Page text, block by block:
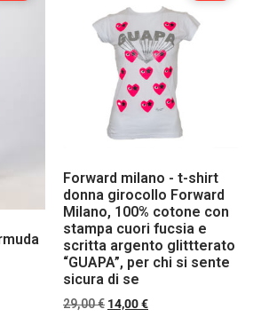
Forward milano - t-shirt
donna girocollo Forward
Milano, 100% cotone con
stampa cuori fucsia e
scritta argento glittterato
“GUAPA”, per chi si sente
sicura di se
29,00€ 14,00€